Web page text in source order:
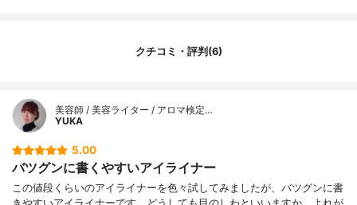
クチコミ・評判(6)
美容師 / 美容ライター / アロマ検定…
YUKA
5.00
バツグンに書くやすいアイライナー
この値段くらいのアイライナーを色々試してみましたが、バツグンに書